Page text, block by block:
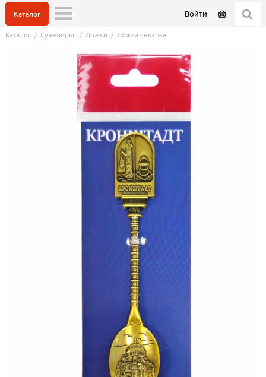
Войти
Каталог
Каталог/ Сувениры / Ложки / Ложка чеканка